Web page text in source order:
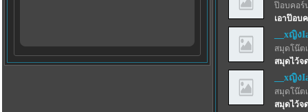
ป๊อบคอร์
เอาป๊อบ
__xญิง
สมุดโน๊ต
สมุดไว้จ
__xญิง
สมุดโน๊ต
สมุดไว้จ